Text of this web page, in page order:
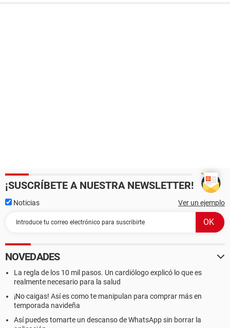
¡SUSCRÍBETE A NUESTRA NEWSLETTER!
Noticias Ver un ejemplo
NOVEDADES
La regla de los 10 mil pasos. Un cardiólogo explicó lo que es
realmente necesario para la salud
¡No caigas! Así es como te manipulan para comprar más en
temporada navideña
Así puedes tomarte un descanso de WhatsApp sin borrar la